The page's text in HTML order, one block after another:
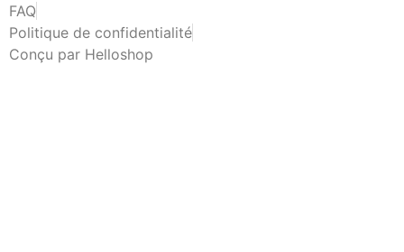
FAQ
Politique de confidentialité
Conçu par Helloshop